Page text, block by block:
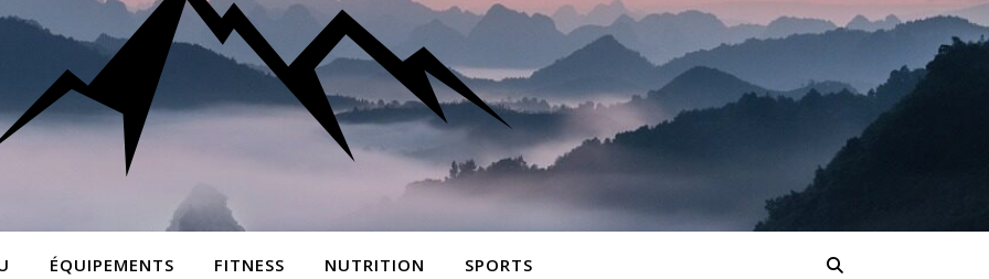
Votre blog sportif
ÉQUIPEMENTS FITNESS NUTRITION SPORTS